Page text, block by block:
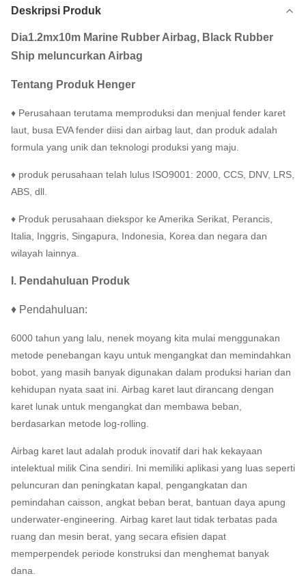
Deskripsi Produk
Dia1.2mx10m Marine Rubber Airbag, Black Rubber
Ship meluncurkan Airbag
Tentang Produk Henger
♦ Perusahaan terutama memproduksi dan menjual fender karet
laut, busa EVA fender diisi dan airbag laut, dan produk adalah
formula yang unik dan teknologi produksi yang maju.
♦ produk perusahaan telah lulus ISO9001: 2000, CCS, DNV, LRS,
ABS, dll.
♦ Produk perusahaan diekspor ke Amerika Serikat, Perancis,
Italia, Inggris, Singapura, Indonesia, Korea dan negara dan
wilayah lainnya.
I. Pendahuluan Produk
♦ Pendahuluan:
6000 tahun yang lalu, nenek moyang kita mulai menggunakan
metode penebangan kayu untuk mengangkat dan memindahkan
bobot, yang masih banyak digunakan dalam produksi harian dan
kehidupan nyata saat ini. Airbag karet laut dirancang dengan
karet lunak untuk mengangkat dan membawa beban,
berdasarkan metode log-rolling.
Airbag karet laut adalah produk inovatif dari hak kekayaan
intelektual milik Cina sendiri. Ini memiliki aplikasi yang luas seperti
peluncuran dan peningkatan kapal, pengangkatan dan
pemindahan caisson, angkat beban berat, bantuan daya apung
underwater-engineering. Airbag karet laut tidak terbatas pada
ruang dan mesin berat, yang secara efisien dapat
memperpendek periode konstruksi dan menghemat banyak
dana.